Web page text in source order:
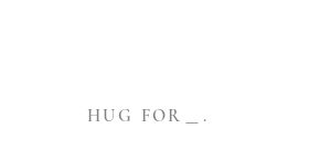
HUG FOR＿.